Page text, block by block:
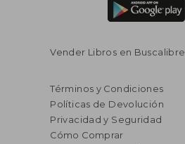
Vender Libros en Buscalibre
Términos y Condiciones
Políticas de Devolución
Privacidad y Seguridad
Cómo Comprar